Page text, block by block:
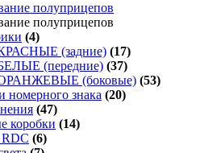
полуприцепов
полуприцепов
(4)
(задние) (17)
(передние) (37)
ОРАНЖЕВЫЕ (боковые) (53)
номерного знака (20)
(47)
коробки (14)
RDC (6)